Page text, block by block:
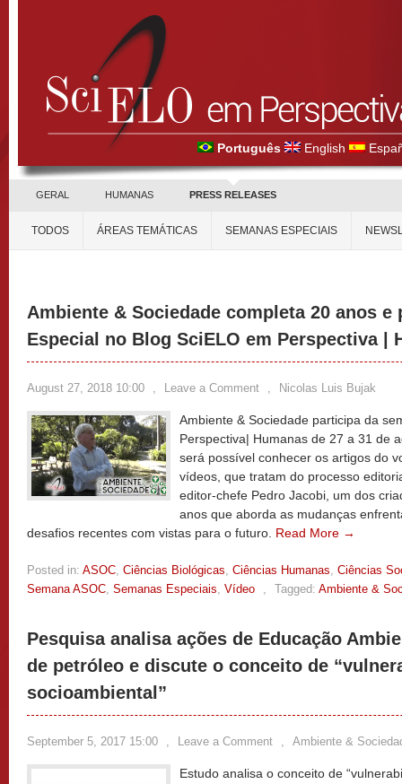
Português English
GERAL HUMANAS PRESS RELEASES
TODOS ÁREAS TEMÁTICAS SEMANAS ESPECIAIS
Ambiente & Sociedade completa 20 anos e
Especial no Blog SciELO em Perspectiva |
August 27, 2018 10:00 , Leave a Comment , Nicolas Luis Bujak
Ambiente & Sociedade participa da
Perspectiva| Humanas de 27 a 31 de
será possível conhecer os artigos do
vídeos, que tratam do processo
editor-chefe Pedro Jacobi, um dos
anos que aborda as mudanças
desafios recentes com vistas para o futuro. Read More →
Posted in: ASOC, Ciências Biológicas, Ciências Humanas, Ciências
Semana ASOC, Semanas Especiais, Vídeo , Tagged: Ambiente &
Pesquisa analisa ações de Educação
de petróleo e discute o conceito de
socioambiental”
September 5, 2017 15:00 , Leave a Comment , Ambiente &
Estudo analisa o conceito de